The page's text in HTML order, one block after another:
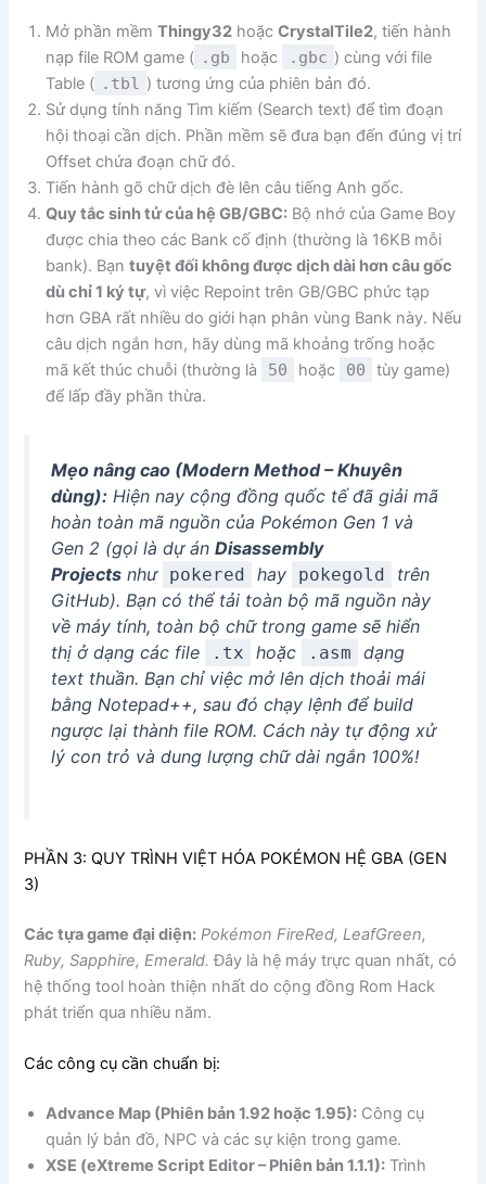
Mở phần mềmThingy32 hoặcCrystalTile2, tiến hành
nạp file ROM game ( .gb hoặc .gbc ) cùng với file
Table ( .tbl
) tương ứng của phiên bản đó.
Sử dụng tính năng Tìm kiếm (Search text) để tìm đoạn
hội thoại cần dịch. Phần mềm sẽ đưa bạn đến đúng vị trí
Offset chứa đoạn chữ đó.
Tiến hành gõ chữ dịch đè lên câu tiếng Anh gốc.
Quy tắc sinh tử của hệ GB/GBC: Bộ nhớ của Game Boy
được chia theo các Bank cố định (thường là 16KB mỗi
bank). Bạntuyệt đối không được dịch dài hơn câu gốc
dù chỉ 1 ký tự, vì việc Repoint trên GB/GBC phức tạp
hơn GBA rất nhiều do giới hạn phân vùng Bank này. Nếu
câu dịch ngắn hơn, hãy dùng mã khoảng trống hoặc
mã kết thúc chuỗi (thường là
50 hoặc 00
tùy game)
để lấp đầy phần thừa.
Mẹo nâng cao (Modern Method – Khuyên
dùng): Hiện nay cộng đồng quốc tế đã giải mã
hoàn toàn mã nguồn của Pokémon Gen 1 và
Gen 2 (gọi là dự ánDisassembly
Projects như pokered hay pokegold
trên
GitHub). Bạn có thể tải toàn bộ mã nguồn này
về máy tính, toàn bộ chữ trong game sẽ hiển
thị ở dạng các file
.tx hoặc .asm
dạng
text thuần. Bạn chỉ việc mở lên dịch thoải mái
bằng Notepad++, sau đó chạy lệnh để build
ngược lại thành file ROM. Cách này tự động xử
lý con trỏ và dung lượng chữ dài ngắn 100%!
PHẦN 3: QUY TRÌNH VIỆT HÓA POKÉMON HỆ GBA (GEN
3)
Các tựa game đại diện: Pokémon FireRed, LeafGreen,
Ruby, Sapphire, Emerald. Đây là hệ máy trực quan nhất, có
hệ thống tool hoàn thiện nhất do cộng đồng Rom Hack
phát triển qua nhiều năm.
Các công cụ cần chuẩn bị:
Advance Map (Phiên bản 1.92 hoặc 1.95): Công cụ
quản lý bản đồ, NPC và các sự kiện trong game.
XSE (eXtreme Script Editor – Phiên bản 1.1.1): Trình